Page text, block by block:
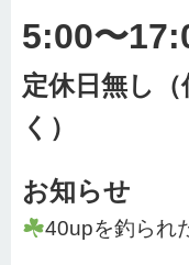
5:00〜17:
定休日無し
く）
お知らせ
40upを釣られ